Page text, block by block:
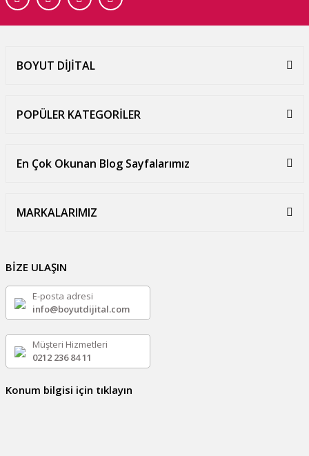
BOYUT DİJİTAL
POPÜLER KATEGORİLER
En Çok Okunan Blog Sayfalarımız
MARKALARIMIZ
BİZE ULAŞIN
E-posta adresi
info@boyutdijital.com
Müşteri Hizmetleri
0212 236 84 11
Konum bilgisi için tıklayın